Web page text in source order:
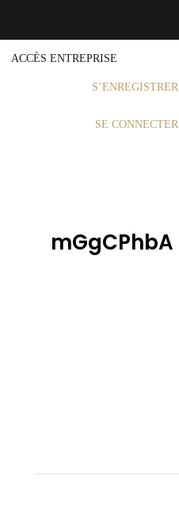
ACCÈS ENTREPRISE
S’ENREGISTRER
SE CONNECTER
mGgCPhbA